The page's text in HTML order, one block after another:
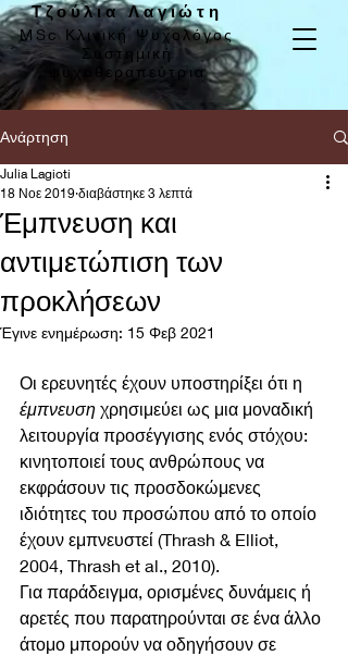
Τζούλια Λαγιώτη
MSc Κλινική Ψυχολόγος
Συστημική
ψυχοθεραπεύτρια
Ανάρτηση
Έμπνευση και
αντιμετώπιση των
προκλήσεων
Julia Lagioti
18 Νοε 2019 διαβάστηκε 3 λεπτά
Έγινε ενημέρωση: 15 Φεβ 2021
Οι ερευνητές έχουν υποστηρίξει ότι η
έμπνευση χρησιμεύει ως μια μοναδική
λειτουργία προσέγγισης ενός στόχου:
κινητοποιεί τους ανθρώπους να
εκφράσουν τις προσδοκώμενες
ιδιότητες του προσώπου από το οποίο
έχουν εμπνευστεί (Thrash & Elliot,
2004, Thrash et al., 2010).
Για παράδειγμα, ορισμένες δυνάμεις ή
αρετές που παρατηρούνται σε ένα άλλο
άτομο μπορούν να οδηγήσουν σε